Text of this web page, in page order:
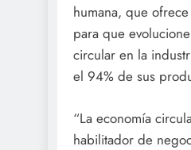
humana, que
para que
circular en la
el 94% de sus
“La economía
habilitador de